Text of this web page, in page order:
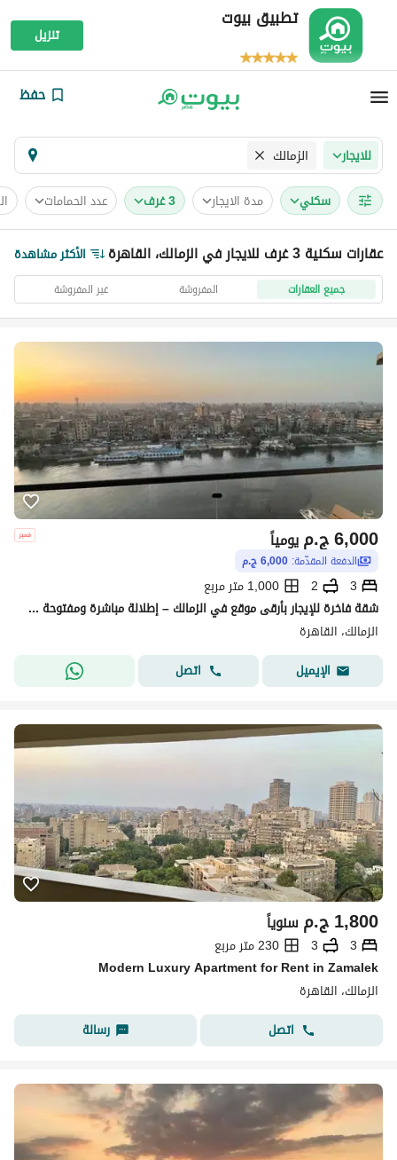
تطبيق بيوت
تنزيل
حفظ
للايجار الزمالك
سكني مدة الايجار 3 غرف عدد الحمامات
عقارات سكنية 3 غرف للايجار في الزمالك، القاهرة الأكثر مشاهدة
جميع العقارات المفروشة غير المفروشة
ج.م6,000 يومياً
الدفعة المقدّمة: 6,000 ج.م
3
2
1,000 متر مربع
شقة فاخرة للإيجار بأرقى موقع في الزمالك – إطلالة مباشرة ومفتوحة على النيل!
الزمالك، القاهرة
الإيميل
اتصل
ج.م1,800 سنوياً
3
3
230 متر مربع
Modern Luxury Apartment for Rent in Zamalek
الزمالك، القاهرة
اتصل
رسالة